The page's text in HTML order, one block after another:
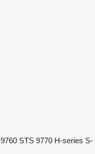
9760 STS 9770 H-series S-